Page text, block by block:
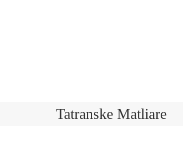
Tatranske Matliare